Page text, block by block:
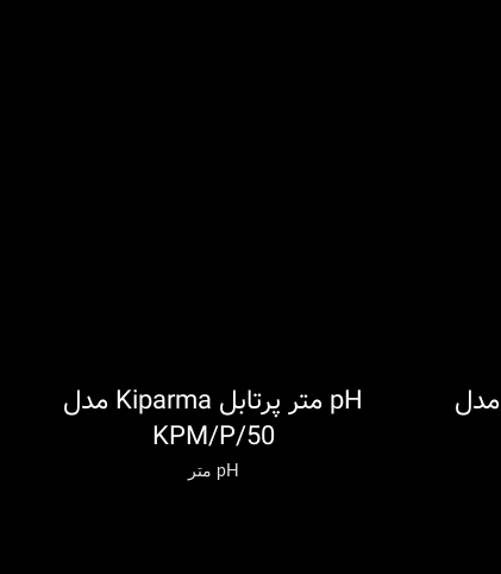
pH متر پرتابل Kiparma مدل
اطلاعات بیشتر
pH متر پرتابل Kiparma مدل
KPM/P/50
pH متر